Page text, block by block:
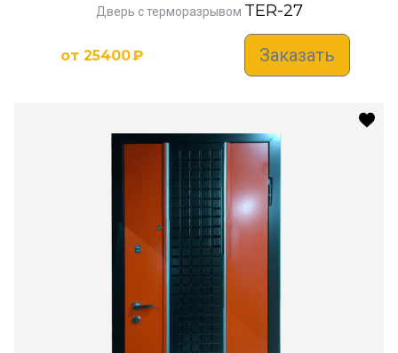
Дверь с терморазрывом TER-27
от 25400₽ Заказать